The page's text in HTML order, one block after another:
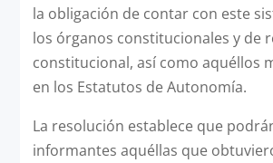
la obligación de contar con este
los órganos constitucionales y de
constitucional, así como aquéllos
en los Estatutos de Autonomía.
La resolución establece que
informantes aquéllas que